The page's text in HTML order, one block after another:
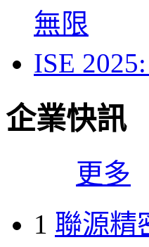
無限
ISE
企業快訊
更多
1 聯源精